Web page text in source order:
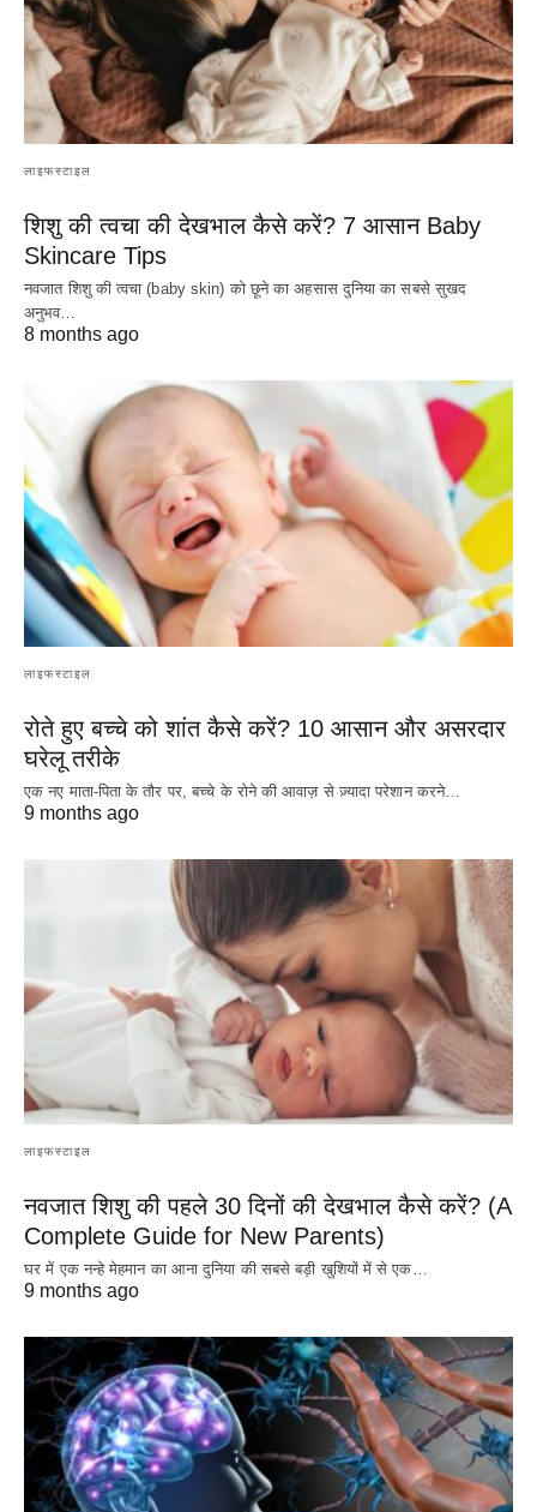
लाइफस्टाइल
शिशु की त्वचा की देखभाल कैसे करें? 7 आसान Baby
Skincare Tips
नवजात शिशु की त्वचा (baby skin) को छूने का अहसास दुनिया का सबसे सुखद
अनुभव…
8 months ago
लाइफस्टाइल
रोते हुए बच्चे को शांत कैसे करें? 10 आसान और असरदार
घरेलू तरीके
एक नए माता-पिता के तौर पर, बच्चे के रोने की आवाज़ से ज़्यादा परेशान करने…
9 months ago
लाइफस्टाइल
नवजात शिशु की पहले 30 दिनों की देखभाल कैसे करें? (A
Complete Guide for New Parents)
घर में एक नन्हे मेहमान का आना दुनिया की सबसे बड़ी खुशियों में से एक…
9 months ago